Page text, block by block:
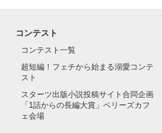
コンテスト
コンテスト一覧
超短編！フェチから始まる溺愛コンテ
スト
スターツ出版小説投稿サイト合同企画
「1話からの長編大賞」ベリーズカフ
ェ会場